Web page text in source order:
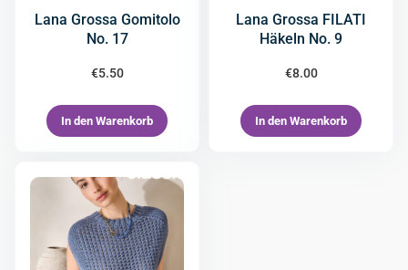
Lana Grossa Gomitolo
No. 17
€5.50
In den Warenkorb
Lana Grossa FILATI
Häkeln No. 9
€8.00
In den Warenkorb